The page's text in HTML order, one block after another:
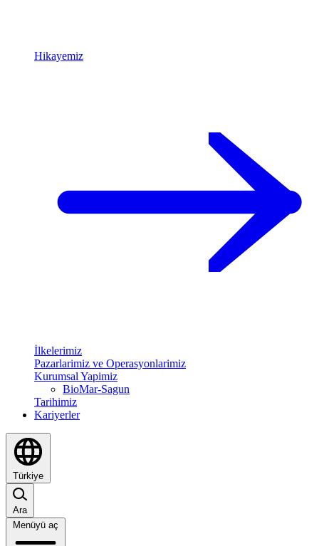
Hikayemiz
İlkelerimiz
Pazarlarimiz ve Operasyonlarimiz
Kurumsal Yapimiz
BioMar-Sagun
Tarihimiz
Kariyerler
Türkiye
Ara
Menüyü aç